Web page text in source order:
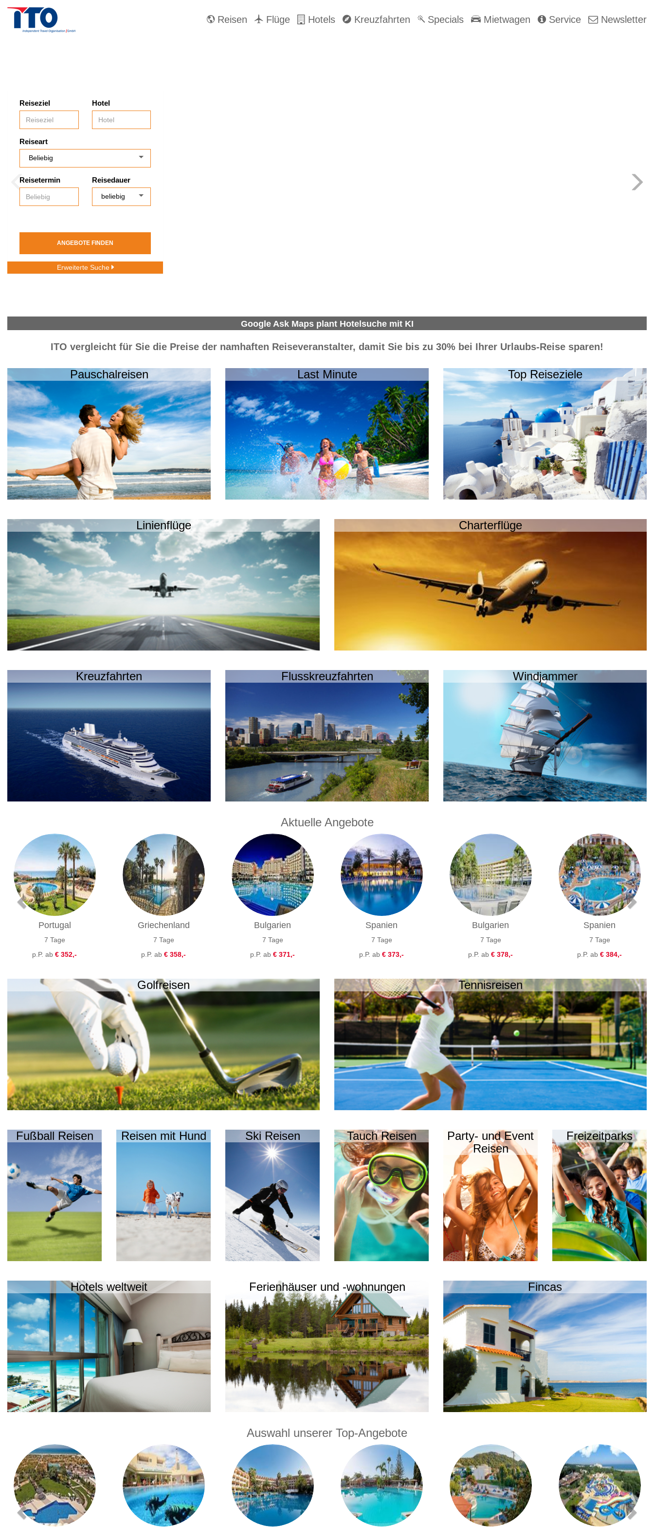
Reisen Flüge Hotels Kreuzfahrten Specials Mietwagen Service Newsletter
Reiseziel Hotel
Reiseart
Reisetermin Reisedauer
ANGEBOTE FINDEN
Erweiterte Suche
Google Ask Maps plant Hotelsuche mit KI
ITO vergleicht für Sie die Preise der namhaften Reiseveranstalter, damit Sie bis zu 30% bei Ihrer Urlaubs-Reise sparen!
Pauschalreisen Last Minute Top Reiseziele
Linienflüge Charterflüge
Kreuzfahrten Flusskreuzfahrten Windjammer
Aktuelle Angebote
Portugal
7 Tage
p.P. ab € 352,-
Griechenland
7 Tage
p.P. ab € 358,-
Bulgarien
7 Tage
p.P. ab € 371,-
Spanien
7 Tage
p.P. ab € 373,-
Bulgarien
7 Tage
p.P. ab € 378,-
Spanien
7 Tage
p.P. ab € 384,-
Golfreisen Tennisreisen
Fußball Reisen Reisen mit Hund Ski Reisen Tauch Reisen
Party- und Event
Reisen
Freizeitparks
Hotels weltweit Ferienhäuser und -wohnungen Fincas
Auswahl unserer Top-Angebote